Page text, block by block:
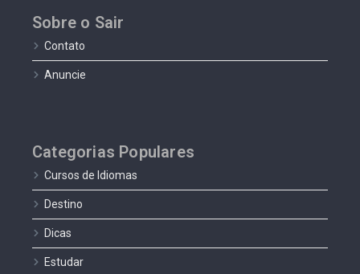
Sobre o Sair
Contato
Anuncie
Categorias Populares
Cursos de Idiomas
Destino
Dicas
Estudar